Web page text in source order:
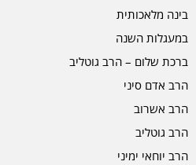
בינה מלאכותית
במעגלות השנה
ברכת שלום – הרב גוטליב
הרב אדם סיני
הרב אשרוב
הרב גוטליב
הרב יוחאי ימיני